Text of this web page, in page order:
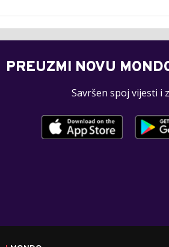
PREUZMI NOVU
Savršen spoj vijesti i